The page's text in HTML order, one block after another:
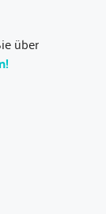
über